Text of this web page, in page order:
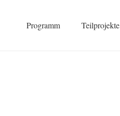
Programm Teilprojekte